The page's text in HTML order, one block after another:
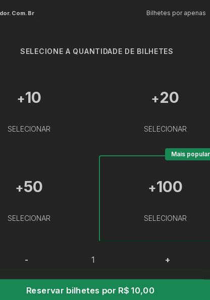
Bilhetes por apenas
SELECIONE A QUANTIDADE DE BILHETES
+10
SELECIONAR
+20
SELECIONAR
+50
SELECIONAR
+100
SELECIONAR
Mais popular
- +
Reservar bilhetes por R$ 10,00